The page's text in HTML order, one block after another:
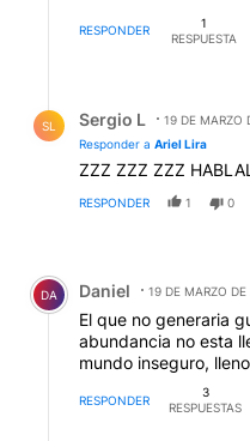
RESPONDER
1
RESPUESTA
SL Sergio L
19 DE MARZO
Responder a Ariel Lira
ZZZ ZZZ ZZZ
RESPONDER 1 0
Comentario de Daniel .
DA Daniel 19 DE MARZO
El que no generaria
abundancia no esta
mundo inseguro,
RESPONDER
3
RESPUESTAS